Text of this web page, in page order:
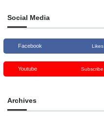
Social Media
Facebook Likes
Youtube Subscribe
Archives